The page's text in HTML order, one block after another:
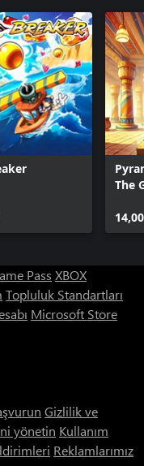
The
Pass XBOX
Topluluk Standartları
Microsoft Store
Gizlilik ve
yönetin Kullanım
Reklamlarımız